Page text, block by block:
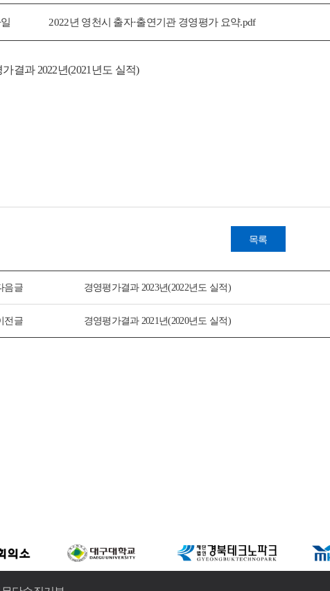
2022년 영천시 출자·출연기관 경영평가 요약.pdf
결과 2022년(2021년도 실적)
목록
음글 경영평가결과 2023년(2022년도 실적)
전글 경영평가결과 2021년(2020년도 실적)